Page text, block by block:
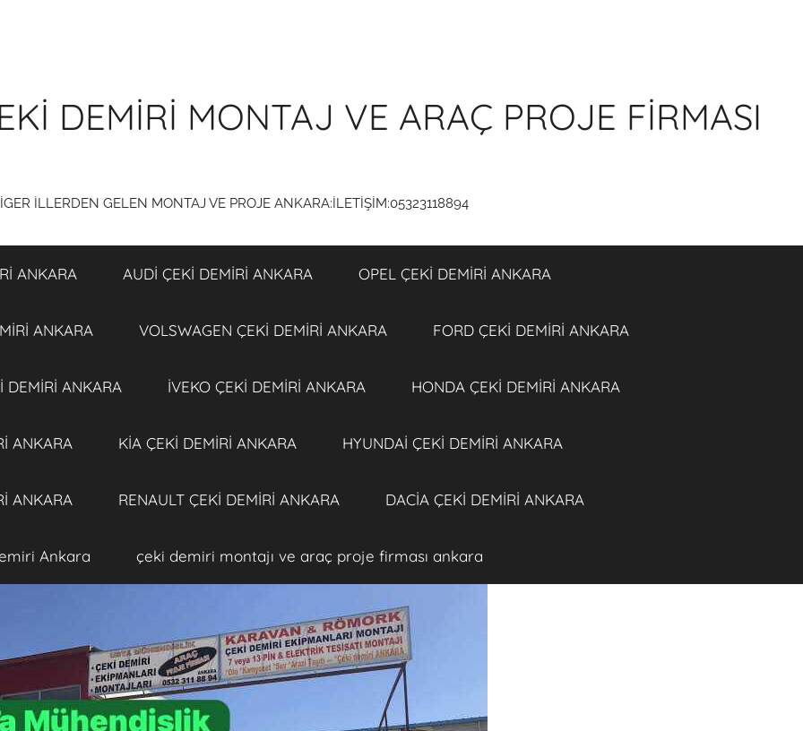
DEMİRİ MONTAJ VE ARAÇ PROJE FİRMASI
İLLERDEN GELEN MONTAJ VE PROJE ANKARA:İLETİŞİM:05323118894
ANKARA AUDİ ÇEKİ DEMİRİ ANKARA OPEL ÇEKİ DEMİRİ ANKARA
ANKARA VOLSWAGEN ÇEKİ DEMİRİ ANKARA FORD ÇEKİ DEMİRİ ANKARA
DEMİRİ ANKARA İVEKO ÇEKİ DEMİRİ ANKARA HONDA ÇEKİ DEMİRİ ANKARA
ANKARA KİA ÇEKİ DEMİRİ ANKARA HYUNDAİ ÇEKİ DEMİRİ ANKARA
ANKARA RENAULT ÇEKİ DEMİRİ ANKARA DACİA ÇEKİ DEMİRİ ANKARA
Ankara çeki demiri montajı ve araç proje firması ankara